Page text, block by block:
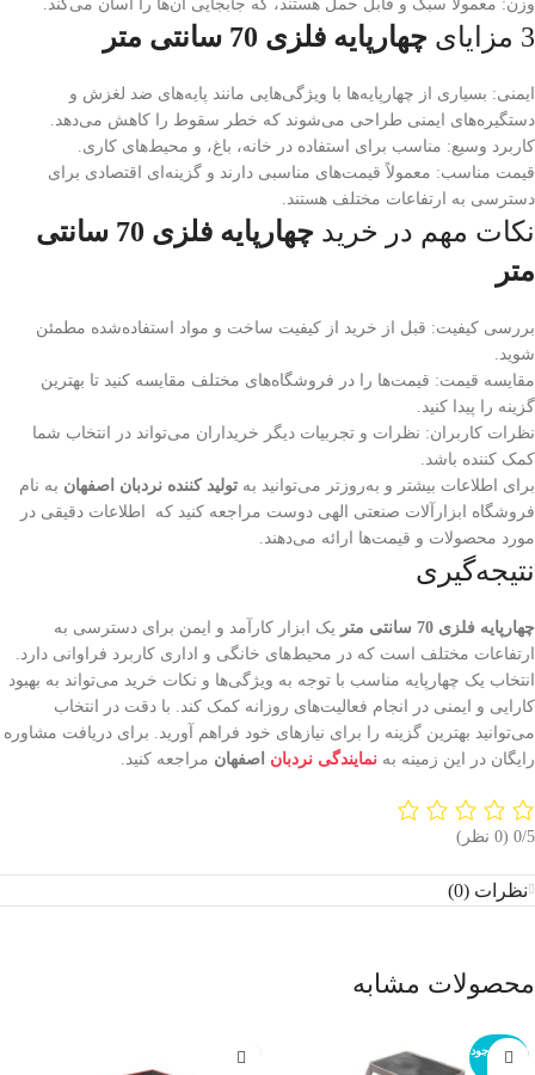
وزن: معمولاً سبک و قابل حمل هستند، که جابجایی آن‌ها را آسان می‌کند.
3 مزایای چهارپایه فلزی 70 سانتی متر
ایمنی: بسیاری از چهارپایه‌ها با ویژگی‌هایی مانند پایه‌های ضد لغزش و
دستگیره‌های ایمنی طراحی می‌شوند که خطر سقوط را کاهش می‌دهد.
کاربرد وسیع: مناسب برای استفاده در خانه، باغ، و محیط‌های کاری.
قیمت مناسب: معمولاً قیمت‌های مناسبی دارند و گزینه‌ای اقتصادی برای
دسترسی به ارتفاعات مختلف هستند.
نکات مهم در خرید
چهارپایه فلزی 70 سانتی
متر
بررسی کیفیت: قبل از خرید از کیفیت ساخت و مواد استفاده‌شده مطمئن
شوید.
مقایسه قیمت: قیمت‌ها را در فروشگاه‌های مختلف مقایسه کنید تا بهترین
گزینه را پیدا کنید.
نظرات کاربران: نظرات و تجربیات دیگر خریداران می‌تواند در انتخاب شما
کمک کننده باشد.
برای اطلاعات بیشتر و به‌روزتر می‌توانید به تولید کننده نردبان اصفهان به نام
فروشگاه ابزارآلات صنعتی الهی دوست مراجعه کنید که اطلاعات دقیقی در
مورد محصولات و قیمت‌ها ارائه می‌دهند.
نتیجه‌گیری
چهارپایه فلزی 70 سانتی متر
یک ابزار کارآمد و ایمن برای دسترسی به
ارتفاعات مختلف است که در محیط‌های خانگی و اداری کاربرد فراوانی دارد.
انتخاب یک چهارپایه مناسب با توجه به ویژگی‌ها و نکات خرید می‌تواند به بهبود
کارایی و ایمنی در انجام فعالیت‌های روزانه کمک کند. با دقت در انتخاب
می‌توانید بهترین گزینه را برای نیازهای خود فراهم آورید. برای دریافت مشاوره
رایگان در این زمینه به نمایندگی نردبان اصفهان مراجعه کنید.
‫0/5 ‫(0 نظر)
نظرات (0)
محصولات مشابه
اتمام موجود